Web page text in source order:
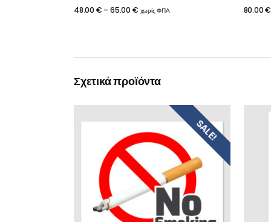
48.00 € – 65.00 €Price
65.00 €
χωρίς ΦΠΑ 80.00€
Σχετικά προϊόντα
SALE!